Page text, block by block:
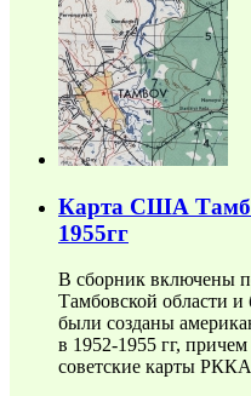
Карта США
1955гг
В сборник включены
Тамбовской области
были созданы
в 1952-1955 гг,
советские карты